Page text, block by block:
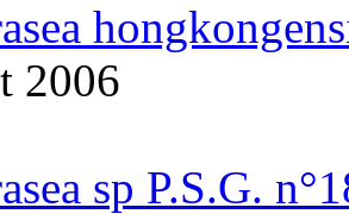
2006
sp P.S.G.